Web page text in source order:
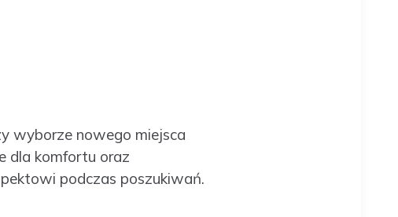
wyborze nowego miejsca
dla komfortu oraz
podczas poszukiwań.